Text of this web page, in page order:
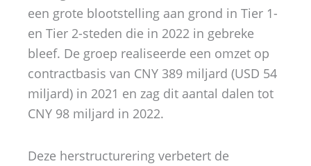
een grote blootstelling aan grond in Tier 1-
en Tier 2-steden die in 2022 in gebreke
bleef. De groep realiseerde een omzet op
contractbasis van CNY 389 miljard (USD 54
miljard) in 2021 en zag dit aantal dalen tot
CNY 98 miljard in 2022.
Deze herstructurering verbetert de